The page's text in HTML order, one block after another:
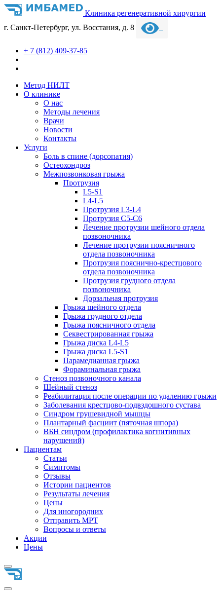
Клиника регенеративной хирургии
г. Санкт-Петербург, ул. Восстания, д. 8
+ 7 (812) 409-37-85
Метод НИЛТ
О клинике
О нас
Методы лечения
Врачи
Новости
Контакты
Услуги
Боль в спине (дорсопатия)
Остеохондроз
Межпозвонковая грыжа
Протрузия
L5-S1
L4-L5
Протрузия L3-L4
Протрузия С5-С6
Лечение протрузии шейного отдела
позвоночника
Лечение протрузии поясничного
отдела позвоночника
Протрузия пояснично-крестцового
отдела позвоночника
Протрузия грудного отдела
позвоночника
Дорзальная протрузия
Грыжа шейного отдела
Грыжа грудного отдела
Грыжа поясничного отдела
Секвестрированная грыжа
Грыжа диска L4-L5
Грыжа диска L5-S1
Парамедианная грыжа
Фораминальная грыжа
Стеноз позвоночного канала
Шейный стеноз
Реабилитация после операции по удалению грыжи
Заболевания крест­цово-подвздошного сустава
Синдром грушевидной мышцы
Плантарный фасциит (пяточная шпора)
ВБН синдром (профи­лактика когнитивных
нарушений)
Пациентам
Статьи
Симптомы
Отзывы
Истории пациентов
Результаты лечения
Цены
Для иногородних
Отправить МРТ
Вопросы и ответы
Акции
Цены